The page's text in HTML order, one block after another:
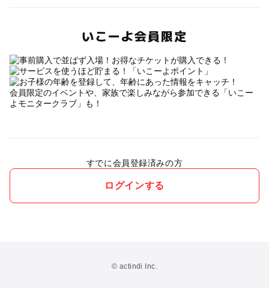
いこーよ会員限定
会員限定のイベントや、家族で楽しみながら参加できる「いこー
よモニタークラブ」も！
すでに会員登録済みの方
ログインする
© actindi Inc.